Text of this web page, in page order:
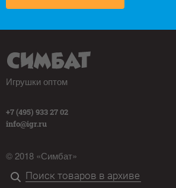
Игрушки оптом
+7 (495) 933 27 02
info@igr.ru
© 2018 «Симбат»